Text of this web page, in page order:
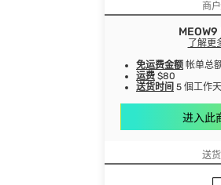
商
了解更
免运费金额 帐单总
运费 $80
送货时间 5 個工作天
进入此
送